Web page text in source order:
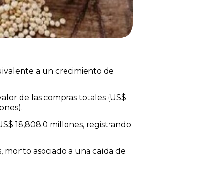
a un crecimiento de
de las compras totales (US$
18,808.0 millones, registrando
monto asociado a una caída de